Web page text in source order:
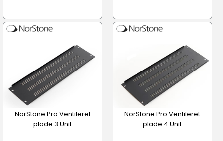
NorStone Pro Ventileret
plade 3 Unit
NorStone Pro Ventileret
plade 4 Unit